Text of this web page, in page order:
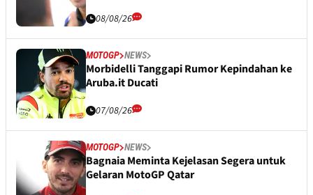
08/08/26
MOTOGP NEWS
Morbidelli Tanggapi Rumor Kepindahan ke
Aruba.it Ducati
07/08/26
MOTOGP NEWS
Bagnaia Meminta Kejelasan Segera untuk
Gelaran MotoGP Qatar